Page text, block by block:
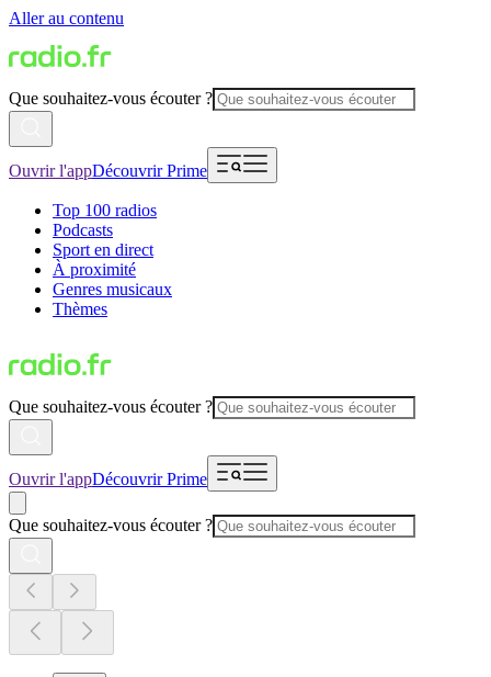
Aller au contenu
Que souhaitez-vous écouter ?
Ouvrir l'appDécouvrir Prime
Top 100 radios
Podcasts
Sport en direct
À proximité
Genres musicaux
Thèmes
Que souhaitez-vous écouter ?
Ouvrir l'appDécouvrir Prime
Que souhaitez-vous écouter ?